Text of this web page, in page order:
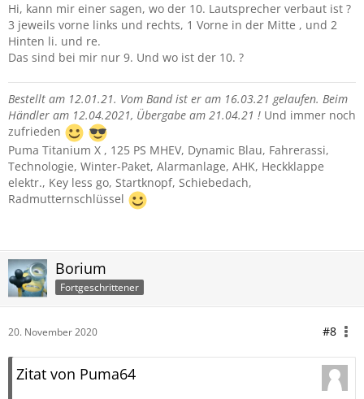
Hi, kann mir einer sagen, wo der 10. Lautsprecher verbaut ist ?
3 jeweils vorne links und rechts, 1 Vorne in der Mitte , und 2
Hinten li. und re.
Das sind bei mir nur 9. Und wo ist der 10. ?
Bestellt am 12.01.21. Vom Band ist er am 16.03.21 gelaufen. Beim
Händler am 12.04.2021, Übergabe am 21.04.21 ! Und immer noch
zufrieden
Puma Titanium X , 125 PS MHEV, Dynamic Blau, Fahrerassi,
Technologie, Winter-Paket, Alarmanlage, AHK, Heckklappe
elektr., Key less go, Startknopf, Schiebedach,
Radmutternschlüssel
Borium
Fortgeschrittener
20. November 2020 #8
Zitat von Puma64